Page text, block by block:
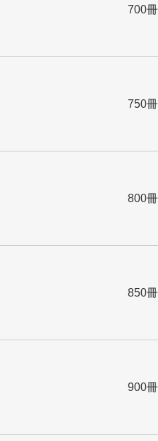
700冊
750冊
800冊
850冊
900冊